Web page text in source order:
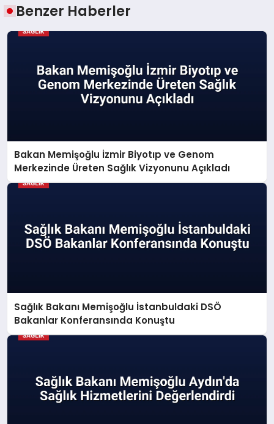
Benzer Haberler
Bakan Memişoğlu İzmir Biyotıp ve Genom
Merkezinde Üreten Sağlık Vizyonunu Açıkladı
Sağlık Bakanı Memişoğlu İstanbuldaki DSÖ
Bakanlar Konferansında Konuştu